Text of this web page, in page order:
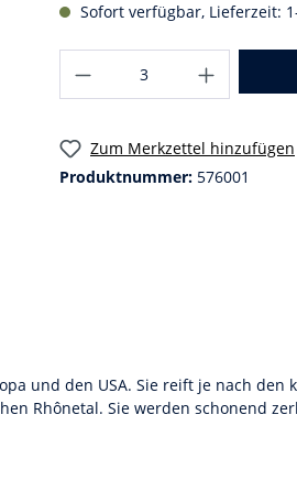
Sofort verfügbar, Lieferzeit:
Zum Merkzettel hinzufügen
Produktnummer: 576001
und den USA. Sie reift je nach den
Rhônetal. Sie werden schonend